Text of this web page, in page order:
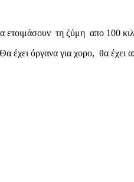
ετοιμάσουν τη ζύμη απο 100
έχει όργανα για χορο, θα